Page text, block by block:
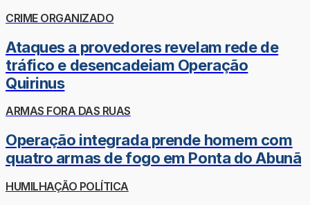
CRIME ORGANIZADO
Ataques a provedores revelam rede de
tráfico e desencadeiam Operação
Quirinus
ARMAS FORA DAS RUAS
Operação integrada prende homem com
quatro armas de fogo em Ponta do Abunã
HUMILHAÇÃO POLÍTICA